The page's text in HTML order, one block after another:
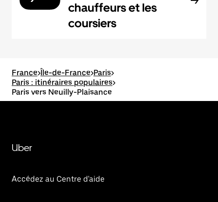
chauffeurs et les
coursiers
France>Île-de-France>Paris>
Paris : itinéraires populaires>
Paris vers Neuilly-Plaisance
Uber
Accédez au Centre d'aide